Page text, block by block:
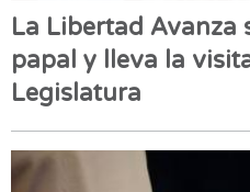
La Libertad Avanza
papal y lleva la
Legislatura